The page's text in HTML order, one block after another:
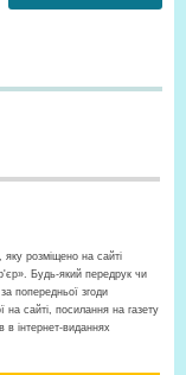
розміщено на сайті
Будь-який передрук чи
попередньої згоди
на сайті, посилання на газету
в інтернет-виданнях